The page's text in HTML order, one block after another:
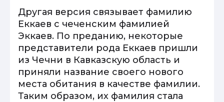
Другая версия связывает фамилию
Еккаев с чеченским фамилией
Эккаев. По преданию, некоторые
представители рода Еккаев пришли
из Чечни в Кавказскую область и
приняли название своего нового
места обитания в качестве фамилии.
Таким образом, их фамилия стала